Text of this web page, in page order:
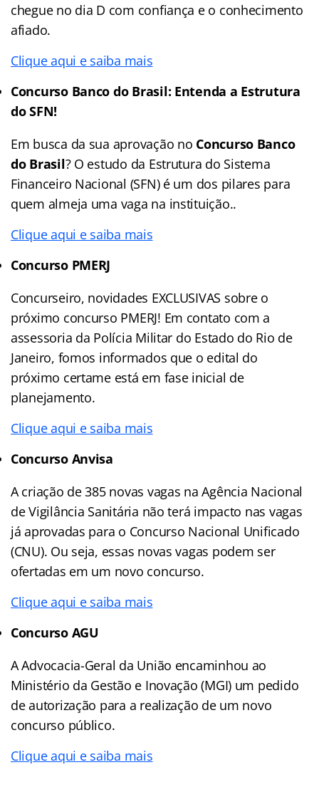
chegue no dia D com confiança e o conhecimento
afiado.
Clique aqui e saiba mais
Concurso Banco do Brasil: Entenda a Estrutura
do SFN!
Em busca da sua aprovação no Concurso Banco
do Brasil? O estudo da Estrutura do Sistema
Financeiro Nacional (SFN) é um dos pilares para
quem almeja uma vaga na instituição..
Clique aqui e saiba mais
Concurso PMERJ
Concurseiro, novidades EXCLUSIVAS sobre o
próximo concurso PMERJ! Em contato com a
assessoria da Polícia Militar do Estado do Rio de
Janeiro, fomos informados que o edital do
próximo certame está em fase inicial de
planejamento.
Clique aqui e saiba mais
Concurso Anvisa
A criação de 385 novas vagas na Agência Nacional
de Vigilância Sanitária não terá impacto nas vagas
já aprovadas para o Concurso Nacional Unificado
(CNU). Ou seja, essas novas vagas podem ser
ofertadas em um novo concurso.
Clique aqui e saiba mais
Concurso AGU
A Advocacia-Geral da União encaminhou ao
Ministério da Gestão e Inovação (MGI) um pedido
de autorização para a realização de um novo
concurso público.
Clique aqui e saiba mais